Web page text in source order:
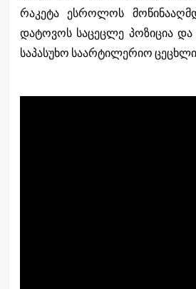
რაკეტა ესროლოს
დატოვოს საცეცლე პოზიცია
საპასუხო საარტილერიო